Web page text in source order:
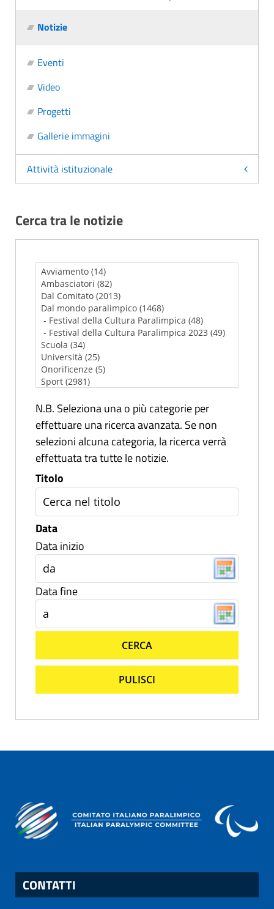
Notizie
Eventi
Video
Progetti
Gallerie immagini
Attività istituzionale
Cerca tra le notizie
N.B. Seleziona una o più categorie per
effettuare una ricerca avanzata. Se non
selezioni alcuna categoria, la ricerca verrà
effettuata tra tutte le notizie.
Titolo
Data
Data inizio
Data fine
CERCA
PULISCI
CONTATTI